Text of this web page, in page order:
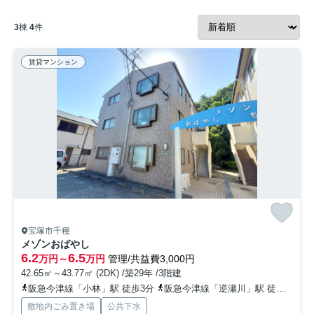
3棟 4件
賃貸マンション
宝塚市千種
メゾンおばやし
6.2万円～6.5万円 管理/共益費3,000円
42.65㎡～43.77㎡ (2DK) /築29年 /3階建
阪急今津線「小林」駅 徒歩3分
阪急今津線「逆瀬川」駅 徒歩17分
敷地内ごみ置き場 公共下水